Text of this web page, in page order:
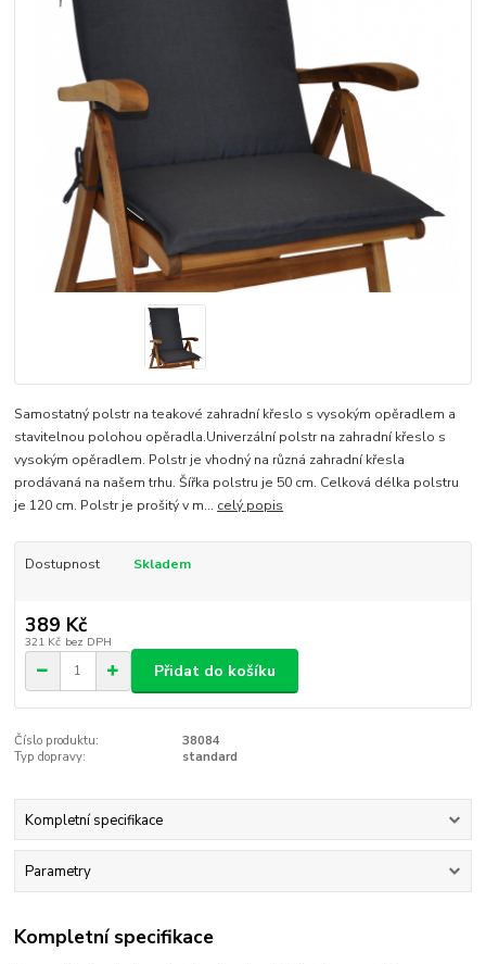
Samostatný polstr na teakové zahradní křeslo s vysokým opěradlem a
stavitelnou polohou opěradla.Univerzální polstr na zahradní křeslo s
vysokým opěradlem. Polstr je vhodný na různá zahradní křesla
prodávaná na našem trhu. Šířka polstru je 50 cm. Celková délka polstru
je 120 cm. Polstr je prošitý v m... celý popis
Dostupnost Skladem
389 Kč
321 Kč bez DPH
Přidat do košíku
Číslo produktu:
38084
Typ dopravy:
standard
Kompletní specifikace
Parametry
Kompletní specifikace